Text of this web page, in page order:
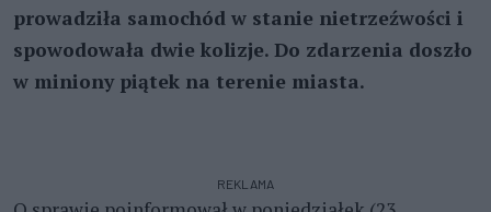
prowadziła samochód w stanie nietrzeźwości i
spowodowała dwie kolizje. Do zdarzenia doszło
w miniony piątek na terenie miasta.
REKLAMA